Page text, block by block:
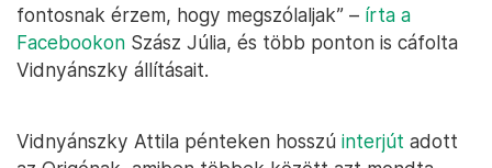
fontosnak érzem, hogy megszólaljak” – írta a
Facebookon Szász Júlia, és több ponton is cáfolta
Vidnyánszky állításait.
Vidnyánszky Attila pénteken hosszú interjút adott